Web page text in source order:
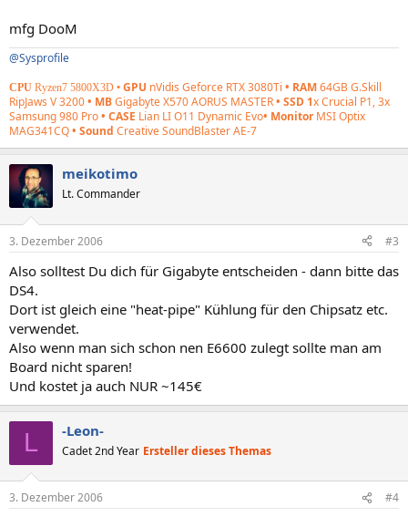
mfg DooM
@Sysprofile
CPU Ryzen7 5800X3D • GPU nVidis Geforce RTX 3080Ti • RAM64GB G.Skill
RipJaws V 3200• MBGigabyte X570 AORUS MASTER• SSD 1x Crucial P1, 3x
Samsung 980 Pro• CASE Lian LI O11 Dynamic Evo• MonitorMSI Optix
MAG341CQ• Sound Creative SoundBlaster AE-7
meikotimo
Lt. Commander
3. Dezember 2006 #3
Also solltest Du dich für Gigabyte entscheiden - dann bitte das
DS4.
Dort ist gleich eine "heat-pipe" Kühlung für den Chipsatz etc.
verwendet.
Also wenn man sich schon nen E6600 zulegt sollte man am
Board nicht sparen!
Und kostet ja auch NUR ~145€
L -Leon-
Cadet 2nd Year Ersteller dieses Themas
3. Dezember 2006 #4